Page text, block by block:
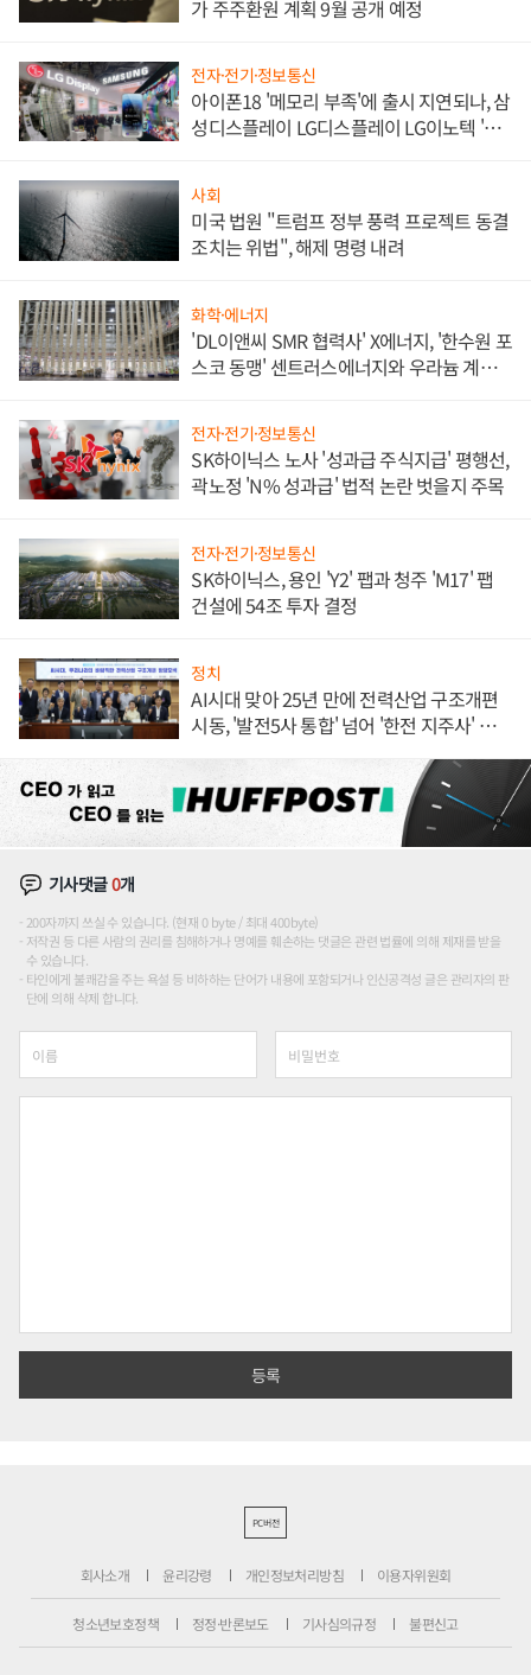
가 주주환원 계획 9월 공개 예정
전자·전기·정보통신
아이폰18 '메모리 부족'에 출시 지연되나, 삼
성디스플레이 LG디스플레이 LG이노텍 '탈
사회
미국 법원 "트럼프 정부 풍력 프로젝트 동결
조치는 위법", 해제 명령 내려
화학·에너지
'DL이앤씨 SMR 협력사' X에너지, '한수원 포
스코 동맹' 센트러스에너지와 우라늄 계약
전자·전기·정보통신
SK하이닉스 노사 '성과급 주식지급' 평행선,
곽노정 'N% 성과급' 법적 논란 벗을지 주목
전자·전기·정보통신
SK하이닉스, 용인 'Y2' 팹과 청주 'M17' 팹
건설에 54조 투자 결정
정치
AI시대 맞아 25년 만에 전력산업 구조개편
시동, '발전5사 통합' 넘어 '한전 지주사' 재편
기사댓글0개
200자까지 쓰실 수 있습니다. (현재 0 byte / 최대 400byte)
저작권 등 다른 사람의 권리를 침해하거나 명예를 훼손하는 댓글은 관련 법률에 의해 제재를 받을
수 있습니다.
타인에게 불쾌감을 주는 욕설 등 비하하는 단어가 내용에 포함되거나 인신공격성 글은 관리자의 판
단에 의해 삭제 합니다.
PC버전
회사소개 윤리강령 개인정보처리방침 이용자위원회
청소년보호정책 정정·반론보도 기사심의규정 불편신고